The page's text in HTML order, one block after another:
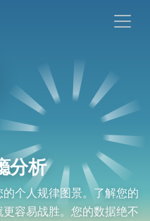
分析
个人规律图景。了解您的
容易战胜。您的数据绝不